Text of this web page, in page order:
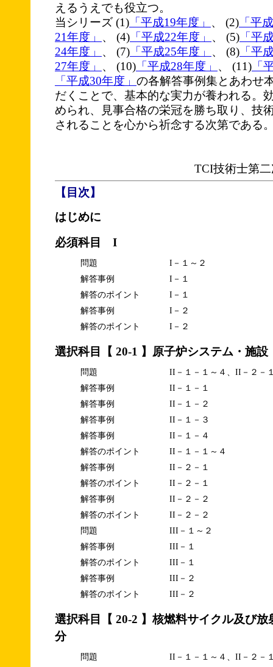
えるうえでも役立つ。
当シリーズ (1) 「平成19年度」 、 (2) 「平
21年度」 、 (4) 「平成22年度」 、 (5) 「平
24年度」 、 (7) 「平成25年度」 、 (8) 「平
27年度」 、 (10) 「平成28年度」 、 (11) 「
「平成30年度」 の各解答事例集とあわせ
だくことで、基本的な実力が養われる。
められ、見事合格の栄冠を勝ち取り、技
されることを心から祈念する次第である
TCI技術士第
【目次】
はじめに
必須科目 I
問題
I－１～２
解答事例
I－１
解答のポイント
I－１
解答事例
I－２
解答のポイント
I－２
選択科目【 20-1 】原子炉システム・施設
問題
II－１－１～４、II－２－
解答事例
II－１－１
解答事例
II－１－２
解答事例
II－１－３
解答事例
II－１－４
解答のポイント
II－１－１～４
解答事例
II－２－１
解答のポイント
II－２－１
解答事例
II－２－２
解答のポイント
II－２－２
問題
III－１～２
解答事例
III－１
解答のポイント
III－１
解答事例
III－２
解答のポイント
III－２
選択科目【 20-2 】核燃料サイクル及び
分
問題 II－１－１～４、II－２－